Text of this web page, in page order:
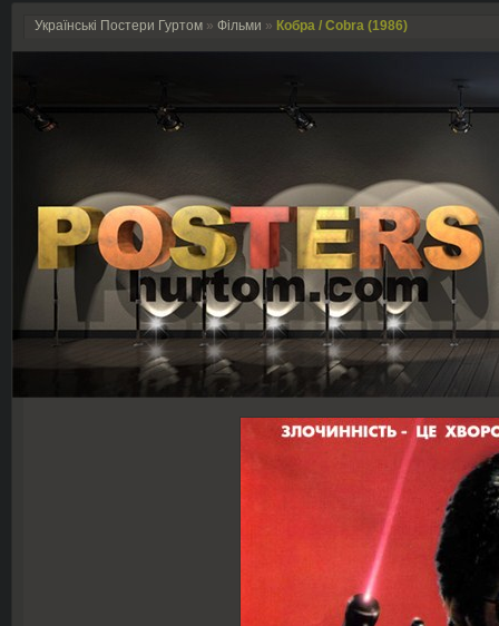
Українські Постери Гуртом » Фільми » Кобра / Cobra (1986)